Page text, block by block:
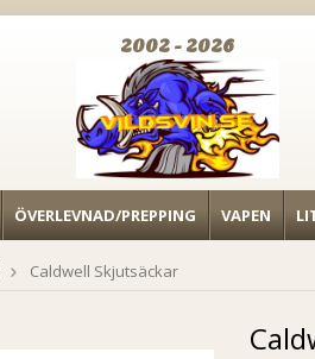
2002 - 2026
ÖVERLEVNAD/PREPPING VAPEN
Caldwell Skjutsäckar